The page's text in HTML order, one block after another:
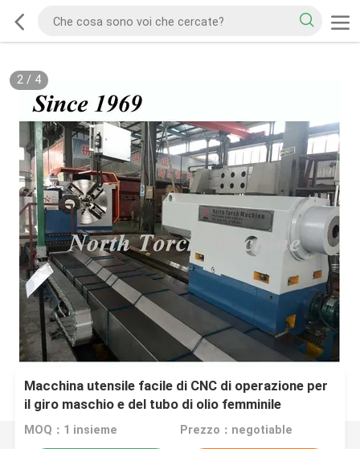
2/ 4
Macchina utensile facile di CNC di operazione per
il giro maschio e del tubo di olio femminile
MOQ：1 insieme Prezzo：negotiable